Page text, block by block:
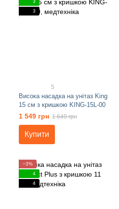
3
3
5
Висока насадка на унітаз King
15 см з кришкою KING-15L-00
1 549 грн 1 649 грн
Купити
−3%
4
4